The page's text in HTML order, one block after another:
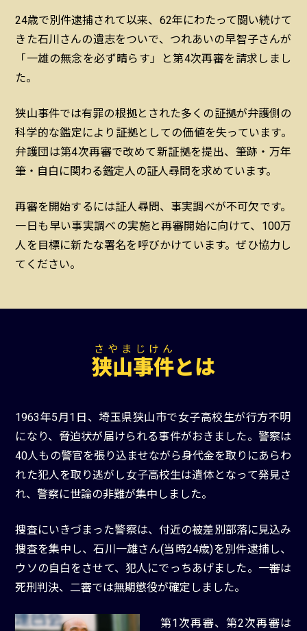
24歳で別件逮捕されて以来、62年にわたって闘い続けて
きた石川さんの遺志をついで、つれあいの早智子さんが
「一雄の無念を必ず晴らす」と第4次再審を請求しまし
た。
狭山事件では有罪の根拠とされた多くの証拠が弁護側の
科学的な鑑定により証拠としての価値を失っています。
弁護団は第4次再審で改めて新証拠を提出、筆跡・万年
筆・自白に関わる鑑定人の証人尋問を求めています。
再審を開始するには証人尋問、事実調べが不可欠です。
一日も早い事実調べの実施と再審開始に向けて、100万
人を目標に新たな署名を呼びかけています。ぜひ協力し
てください。
狭山事件
さやまじけん
とは
1963年5月1日、埼玉県狭山市で女子高校生が行方不明
になり、脅迫状が届けられる事件がおきました。警察は
40人もの警官を張り込ませながら身代金を取りにあらわ
れた犯人を取り逃がし女子高校生は遺体となって発見さ
れ、警察に世論の非難が集中しました。
捜査にいきづまった警察は、付近の被差別部落に見込み
捜査を集中し、石川一雄さん(当時24歳)を別件逮捕し、
ウソの自白をさせて、犯人にでっちあげました。一審は
死刑判決、二審では無期懲役が確定しました。
第1次再審、第2次再審は